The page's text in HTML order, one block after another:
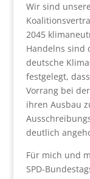
Wir sind
2045
Handelns sind
deutsche
festgelegt,
Vorrang bei
ihren Ausbau
deutlich
Für mich und
SPD-